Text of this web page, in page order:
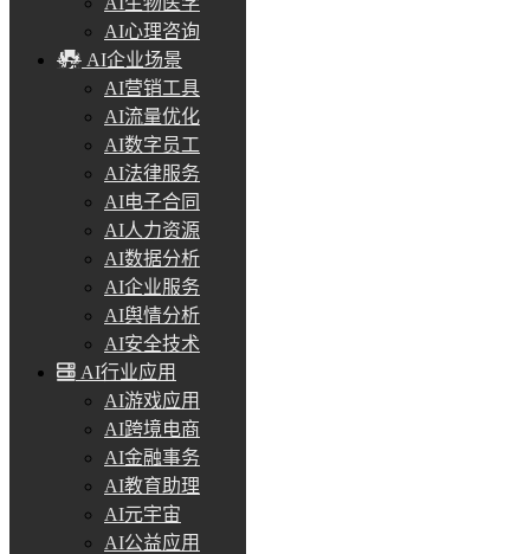
AI心理咨询
AI企业场景
AI营销工具
AI流量优化
AI数字员工
AI法律服务
AI电子合同
AI人力资源
AI数据分析
AI企业服务
AI舆情分析
AI安全技术
AI行业应用
AI游戏应用
AI跨境电商
AI金融事务
AI教育助理
AI元宇宙
AI公益应用